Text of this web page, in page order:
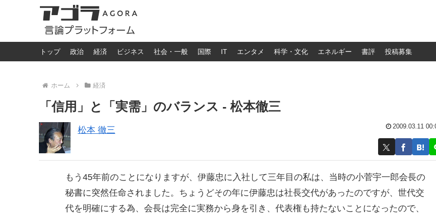
トップ 政治 経済 ビジネス 社会・一般 国際 IT エンタメ 科学・文化 エネルギー 書評 投稿募集
ホーム 経済
「信用」と「実需」のバランス - 松本徹三
松本 徹三 2009.03.11
もう45年前のことになりますが、伊藤忠に入社して三年目の私は、当時の小菅宇一郎会長の
秘書に突然任命されました。ちょうどその年に伊藤忠は社長交代があったのですが、世代交
代を明確にする為、会長は完全に実務から身を引き、代表権も持たないことになったので、